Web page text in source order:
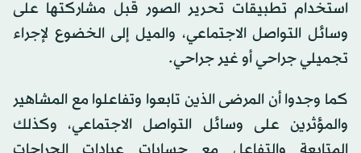
استخدام تطبيقات تحرير الصور قبل مشاركتها على
وسائل التواصل الاجتماعي، والميل إلى الخضوع لإجراء
تجميلي جراحي أو غير جراحي.
كما وجدوا أن المرضى الذين تابعوا وتفاعلوا مع المشاهير
والمؤثرين على وسائل التواصل الاجتماعي، وكذلك